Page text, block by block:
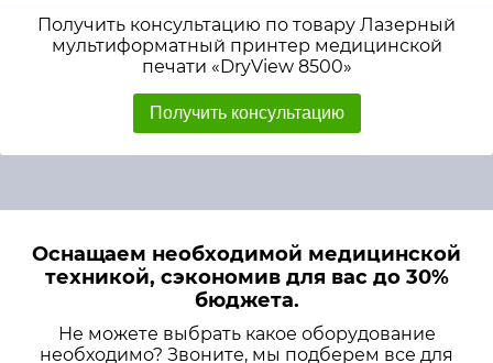
Получить консультацию по товару Лазерный
мультиформатный принтер медицинской
печати «DryView 8500»
Получить консультацию
Оснащаем необходимой медицинской
техникой, сэкономив для вас до 30%
бюджета.
Не можете выбрать какое оборудование
необходимо? Звоните, мы подберем все для